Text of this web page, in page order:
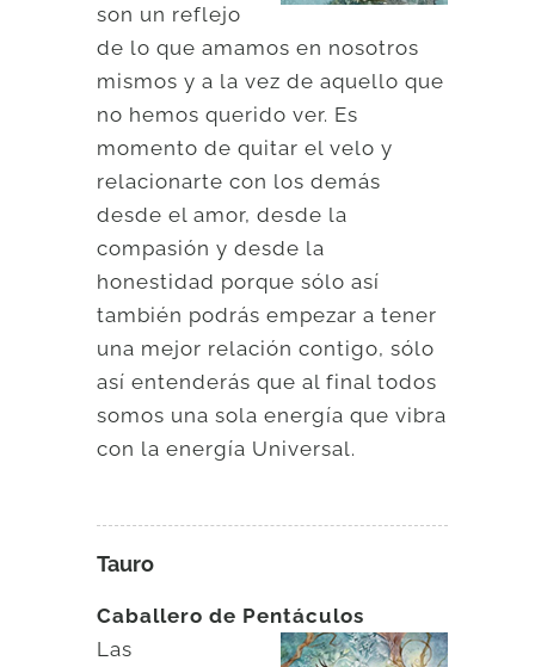
son un reflejo
de lo que amamos en nosotros
mismos y a la vez de aquello que
no hemos querido ver. Es
momento de quitar el velo y
relacionarte con los demás
desde el amor, desde la
compasión y desde la
honestidad porque sólo así
también podrás empezar a tener
una mejor relación contigo, sólo
así entenderás que al final todos
somos una sola energía que vibra
con la energía Universal.
Tauro
Caballero de Pentáculos
Las